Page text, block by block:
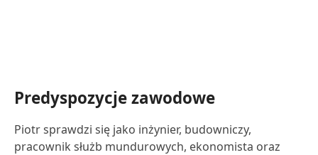
Predyspozycje zawodowe
Piotr sprawdzi się jako inżynier, budowniczy,
pracownik służb mundurowych, ekonomista oraz